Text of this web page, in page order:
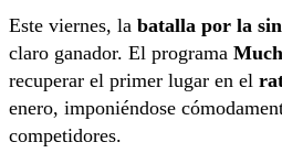
Este viernes, la batalla por la
claro ganador. El programa
recuperar el primer lugar en el
enero, imponiéndose
competidores.